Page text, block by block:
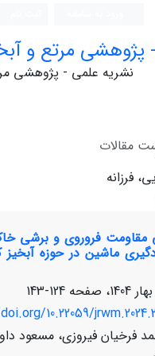
پژوهشی مرتع و
نشریه علمی - پژوهشی
مقالات
فرزانه
مقاومت فروروی و برشی
ماشین در حوزه آبخیز
124-143
10.22059/
فرخیان فیروزی، مسعود